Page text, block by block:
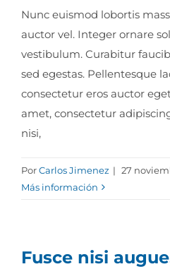
Nunc euismod lobortis
auctor vel. Integer ornare
vestibulum. Curabitur
sed egestas. Pellentesque
consectetur eros auctor
amet, consectetur
nisi,
PorCarlos Jimenez | 27
Más información
Fusce nisi